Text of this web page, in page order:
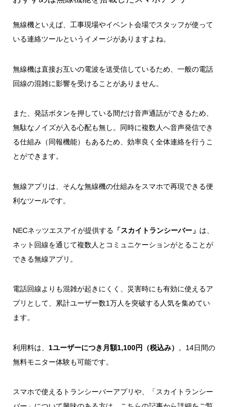
無線機といえば、工事現場やイベント会場でスタッフが使って
いる連絡ツールというイメージがありますよね。
無線機は直接お互いの電波を送受信しているため、一般の電話
回線の混雑に影響を受けることがありません。
また、発話ボタンを押している間だけ音声通話ができるため、
無駄なノイズが入る心配も無し。同時に複数人へ音声発信でき
る仕組み（同報機能）もあるため、効率良く全体連絡を行うこ
とができます。
無線アプリは、そんな無線機の仕組みをスマホで再現できる便
利なツールです。
NECネッツエスアイが提供する 「スカイトランシーバー」 は、
ネット回線を通じて複数人とコミュニケーションがとることが
できる無線アプリ。
電話回線よりも混雑が起きにくく、災害時にも有効に使えるア
プリとして、累計ユーザー数1万人を突破する人気を集めてい
ます。
利用料は、 1ユーザーにつき月額1,100円（税込み） 。 14日間の
無料モニター体験も可能です。
スマホで使えるトランシーバーアプリや、「スカイトランシー